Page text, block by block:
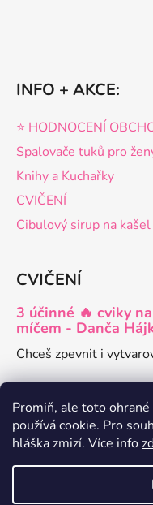
Promiň, ale toto
používá cookie. Pro
hláška zmizí. Více info
INFO + AKCE:
⭐️ HODNOCENÍ
Spalovače tuků pro
Knihy a Kuchařky
CVIČENÍ
Cibulový sirup na kašel
CVIČENÍ
3 účinné 🔥 cviky
míčem - Danča
Chceš zpevnit i
Danča
Zdravé